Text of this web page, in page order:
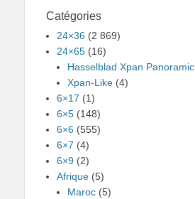
Catégories
24×36 (2 869)
24×65 (16)
Hasselblad Xpan Panoramic
Xpan-Like (4)
6×17 (1)
6×5 (148)
6×6 (555)
6×7 (4)
6×9 (2)
Afrique (5)
Maroc (5)